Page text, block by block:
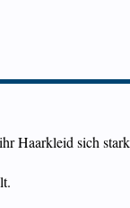
Haarkleid sich